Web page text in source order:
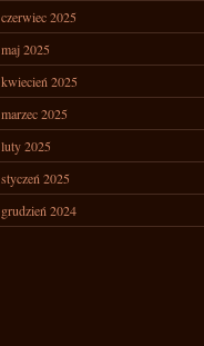
czerwiec 2025
maj 2025
kwiecień 2025
marzec 2025
luty 2025
styczeń 2025
grudzień 2024